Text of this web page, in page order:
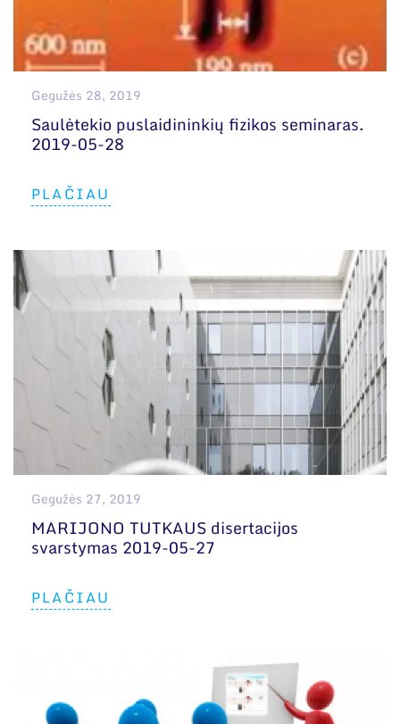
Gegužės 28, 2019
Saulėtekio puslaidininkių fizikos seminaras.
2019-05-28
PLAČIAU
Gegužės 27, 2019
MARIJONO TUTKAUS disertacijos
svarstymas 2019-05-27
PLAČIAU